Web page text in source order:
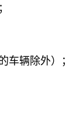
辆除外）；